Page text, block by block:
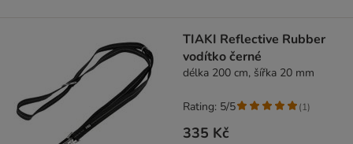
TIAKI Reflective Rubber
vodítko černé
délka 200 cm, šířka 20 mm
335 Kč
Rating: 5/5 (1)